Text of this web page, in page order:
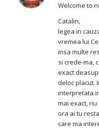
Welcome to
Catalin,
legea in
vremea lui
insa multe
si crede-ma,
exact
deloc placut.
interpretata
mai exact,
ora ai tu
care ma